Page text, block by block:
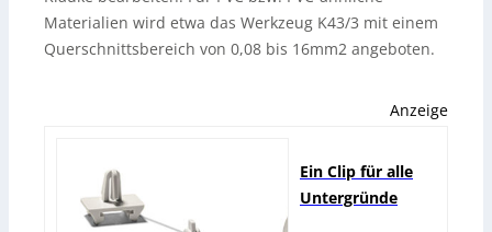
Materialien wird etwa das Werkzeug K43/3 mit einem
Querschnittsbereich von 0,08 bis 16mm2 angeboten.
Anzeige
Ein Clip für alle
Untergründe